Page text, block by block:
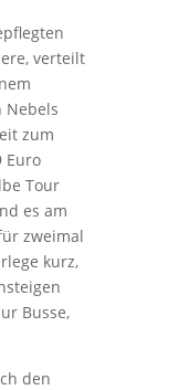
verteilt
Nebels
zum
Euro
Tour
es am
zweimal
kurz,
Busse,
den